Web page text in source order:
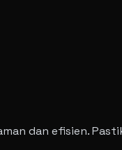
dan efisien.